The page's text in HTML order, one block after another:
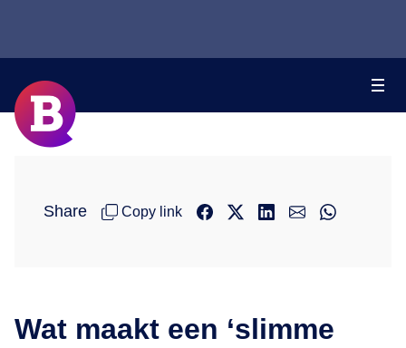
Share Copy link
Wat maakt een ‘slimme